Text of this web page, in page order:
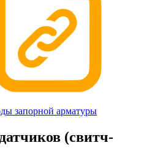
запорной арматуры
(свитч-